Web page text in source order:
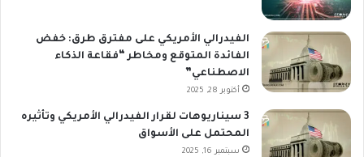
الفيدرالي الأمريكي على مفترق طرق: خفض
الفائدة المتوقع ومخاطر “فقاعة الذكاء
الاصطناعي”
أكتوبر 28, 2025
3 سيناريوهات لقرار الفيدرالي الأمريكي وتأثيره
المحتمل على الأسواق
سبتمبر 16, 2025